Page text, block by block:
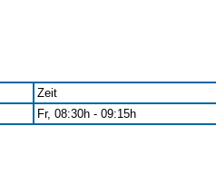
Zeit
Fr, 08:30h - 09:15h